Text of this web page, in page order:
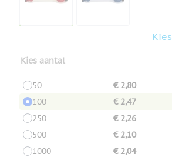
Kies aantal
50
€ 2,80
100
€ 2,47
250
€ 2,26
500
€ 2,10
1000
€ 2,04